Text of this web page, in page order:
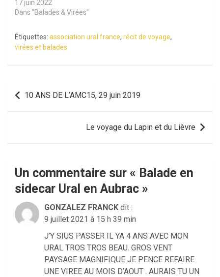
17 juin 2022
Dans "Balades & Virées"
Étiquettes: association ural france, récit de voyage,
virées et balades
Navigation
10 ANS DE L’AMC15, 29 juin 2019
Le voyage du Lapin et du Lièvre
Un commentaire sur « Balade en
sidecar Ural en Aubrac »
GONZALEZ FRANCK dit :
9 juillet 2021 à 15 h 39 min
J’Y SIUS PASSER IL YA 4 ANS AVEC MON
URAL TROS TROS BEAU. GROS VENT
PAYSAGE MAGNIFIQUE JE PENCE REFAIRE
UNE VIREE AU MOIS D’AOUT . AURAIS TU UN